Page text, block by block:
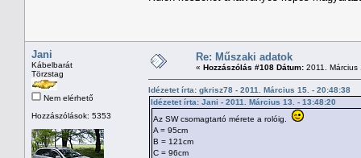
Jani
Kábelbarát
Törzstag
Nem elérhető
Hozzászólások: 5353
Re: Műszaki adatok
« Hozzászólás #108 Dátum: 2011.
Idézetet írta: gkrisz78 - 2011. Március 15. - 20:48:38
Idézetet írta: Jani - 2011. Március 13. - 13:48:20
Az SW csomagtartó mérete a rolóig.
A = 95cm
B = 121cm
C = 96cm